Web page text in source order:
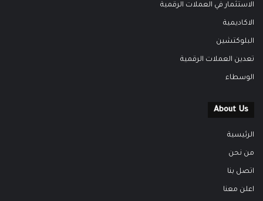
الاستثمار في العملات الرقمية
الاكاديمية
البلوكتشين
تعدين العملات الرقمية
الوسطاء
About Us
الرئيسية
من نحن
اتصل بنا
اعلن معنا